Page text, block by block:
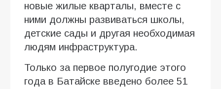
новые жилые кварталы, вместе с
ними должны развиваться школы,
детские сады и другая необходимая
людям инфраструктура.
Только за первое полугодие этого
года в Батайске введено более 51